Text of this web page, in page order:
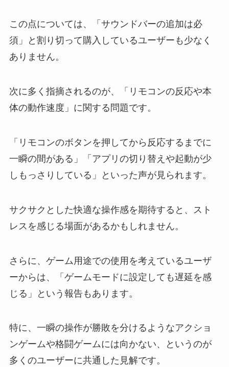
この点については、「サウンドバーの追加は必
須」と割り切って購入しているユーザーも少なく
ありません。
次に多く指摘されるのが、「リモコンの反応や本
体の動作速度」に関する問題です。
「リモコンのボタンを押してから反応するまでに
一瞬の間がある」「アプリの切り替えや起動が少
しもっさりしている」といった声が見られます。
サクサクとした快適な操作感を期待すると、スト
レスを感じる場面があるかもしれません。
さらに、ゲーム用途での使用を考えているユーザ
ーからは、「ゲームモードに設定しても遅延を感
じる」という報告もあります。
特に、一瞬の操作が勝敗を分けるようなアクショ
ンゲームや格闘ゲームには向かない、というのが
多くのユーザーに共通した見解です。